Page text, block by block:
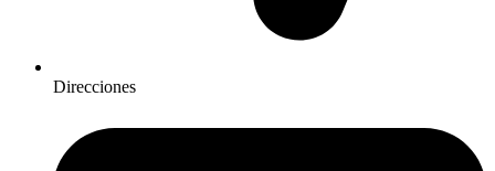
Direcciones